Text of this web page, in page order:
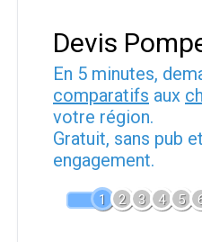
Devis
En 5 minutes,
comparatifs aux
votre région.
Gratuit, sans pub
engagement.
1 2 3 4 5